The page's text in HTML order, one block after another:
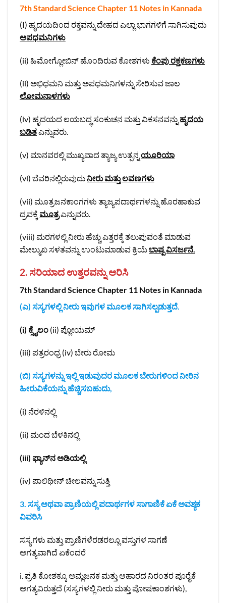
7th Standard Science Chapter 11 Notes in Kannada
(I) ಹೃದಯದಿಂದ ರಕ್ತವನ್ನು ದೇಹದ ಎಲ್ಲಾ ಭಾಗಗಳಿಗೆ ಸಾಗಿಸುವುದು
ಅಪಧಮನಿಗಳು
(ii) ಹಿಮೋಗ್ಲೋಬಿನ್ ಹೊಂದಿರುವ ಕೋಶಗಳು ಕೆಂಪು ರಕ್ತಕಣಗಳು
(ii) ಅಭಿಧಮನಿ ಮತ್ತು ಅಪಧಮನಿಗಳನ್ನು ಸೇರಿಸುವ ಜಾಲ
ಲೋಮನಾಳಗಳು
(iv) ಹೃದಯದ ಲಯಬದ್ಧ ಸಂಕುಚನ ಮತ್ತು ವಿಕಸನವನ್ನುಹೃದಯ
ಬಡಿತಎನ್ನುವರು.
(v) ಮಾನವರಲ್ಲಿ ಮುಖ್ಯವಾದ ತ್ಯಾಜ್ಯ ಉತ್ಪನ್ನಯೂರಿಯಾ
(vi) ಬೆವರಿನಲ್ಲಿರುವುದುನೀರು ಮತ್ತು ಲವಣಗಳು
(vii) ಮೂತ್ರಜನಕಾಂಗಗಳು ತ್ಯಾಜ್ಯಪದಾರ್ಥಗಳನ್ನು ಹೊರಹಾಕುವ
ದ್ರವಕ್ಕೆ ಮೂತ್ರಎನ್ನುವರು.
(viii) ಮರಗಳಲ್ಲಿ ನೀರು ಹೆಚ್ಚು ಎತ್ತರಕ್ಕೆ ತಲುಪುವಂತೆ ಮಾಡುವ
ಮೇಲ್ಮುಖ ಸಳತವನ್ನು ಉಂಟುಮಾಡುವ ಕ್ರಿಯೆಭಾಷ್ಪ ವಿಸರ್ಜನೆ.
2. ಸರಿಯಾದ ಉತ್ತರವನ್ನು ಆರಿಸಿ
7th Standard Science Chapter 11 Notes in Kannada
(ಎ) ಸಸ್ಯಗಳಲ್ಲಿ ನೀರು ಇವುಗಳ ಮೂಲಕ ಸಾಗಿಸಲ್ಪಡುತ್ತದೆ.
(i) ಕ್ಸೈಲಂ (ii) ಪ್ಲೋಯಮ್
(iii) ಪತ್ರರಂಧ್ರ (iv) ಬೇರು ರೋಮ
(ಬಿ) ಸಸ್ಯಗಳನ್ನು ಇಲ್ಲಿ ಇಡುವುದರ ಮೂಲಕ ಬೇರುಗಳಿಂದ ನೀರಿನ
ಹೀರುವಿಕೆಯನ್ನು ಹೆಚ್ಚಿಸಬಹುದು,
(i) ನೆರಳಿನಲ್ಲಿ
(ii) ಮಂದ ಬೆಳಕಿನಲ್ಲಿ
(iii) ಫ್ಯಾನ್‌ನ ಅಡಿಯಲ್ಲಿ
(i‌v) ಪಾಲಿಥೀನ್ ಚೀಲವನ್ನು ಸುತ್ತಿ
3. ಸಸ್ಯ ಅಥವಾ ಪ್ರಾಣಿಯಲ್ಲಿ ಪದಾರ್ಥಗಳ ಸಾಗಾಣಿಕೆ ಏಕೆ ಅವಶ್ಯಕ
ವಿವರಿಸಿ
ಸಸ್ಯಗಳು ಮತ್ತು ಪ್ರಾಣಿಗಳೆರಡರಲ್ಲೂ ವಸ್ತುಗಳ ಸಾಗಣೆ
ಅಗತ್ಯವಾಗಿದೆ ಏಕೆಂದರೆ
i. ಪ್ರತಿ ಕೋಶಕ್ಕೂ ಅಮ್ಲಜನಕ ಮತ್ತು ಆಹಾರದ ನಿರಂತರ ಪೂರೈಕೆ
ಅಗತ್ಯವಿರುತ್ತದೆ (ಸಸ್ಯಗಳಲ್ಲಿ ನೀರು ಮತ್ತು ಪೋಷಕಾಂಶಗಳು),